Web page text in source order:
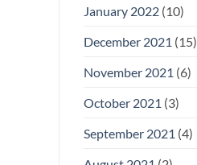
January 2022(10)
December 2021 (15)
November 2021 (6)
October 2021 (3)
September 2021 (4)